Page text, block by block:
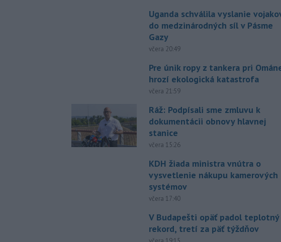
Uganda schválila vyslanie
do medzinárodných síl v Pásme
Gazy
včera 20:49
Pre únik ropy z tankera pri
hrozí ekologická katastrofa
včera 21:59
Ráž: Podpísali sme zmluvu k
dokumentácii obnovy hlavnej
stanice
včera 15:26
KDH žiada ministra vnútra o
vysvetlenie nákupu kamerových
systémov
včera 17:40
V Budapešti opäť padol teplotný
rekord, tretí za päť týždňov